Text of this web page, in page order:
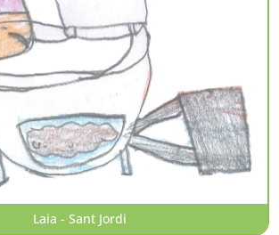
Laia - Sant Jordi